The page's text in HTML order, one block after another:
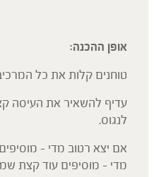
אופן ההכנה:
טוחנים קלות את כל
עדיף להשאיר את העיסה
לנגוס.
אם יצא רטוב מדי –
מדי – מוסיפים עוד קצת